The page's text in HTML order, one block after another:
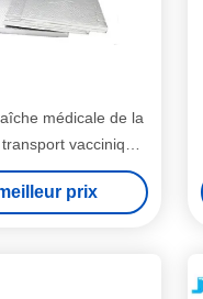
médicale de la
vaccinique
prix